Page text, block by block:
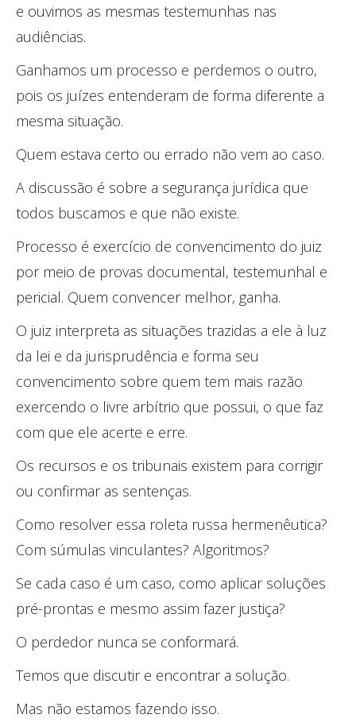
e ouvimos as mesmas testemunhas nas
audiências.
Ganhamos um processo e perdemos o outro,
pois os juízes entenderam de forma diferente a
mesma situação.
Quem estava certo ou errado não vem ao caso.
A discussão é sobre a segurança jurídica que
todos buscamos e que não existe.
Processo é exercício de convencimento do juiz
por meio de provas documental, testemunhal e
pericial. Quem convencer melhor, ganha.
O juiz interpreta as situações trazidas a ele à luz
da lei e da jurisprudência e forma seu
convencimento sobre quem tem mais razão
exercendo o livre arbítrio que possui, o que faz
com que ele acerte e erre.
Os recursos e os tribunais existem para corrigir
ou confirmar as sentenças.
Como resolver essa roleta russa hermenêutica?
Com súmulas vinculantes? Algoritmos?
Se cada caso é um caso, como aplicar soluções
pré-prontas e mesmo assim fazer justiça?
O perdedor nunca se conformará.
Temos que discutir e encontrar a solução.
Mas não estamos fazendo isso.